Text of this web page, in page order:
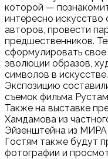
которой —
интересно
авторов, провести
предшественников.
сформулировать
эволюции образов,
символов в искусстве.
Экспозицию
съемок фильма
Также на выставке
Хамдамова из
Эйзенштейна из
Гостям также будут
фотографии и